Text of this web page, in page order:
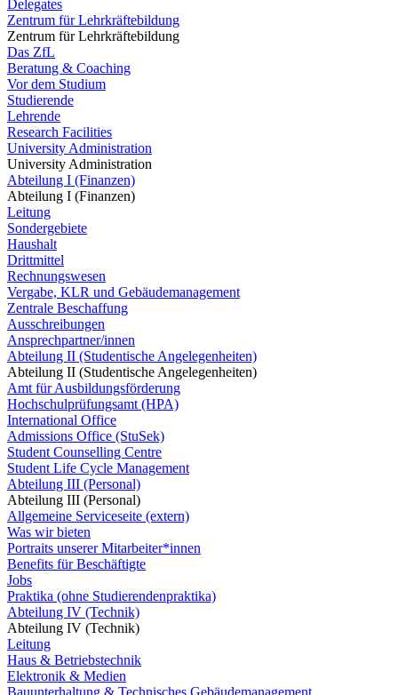
Delegates
Zentrum für Lehrkräftebildung
Zentrum für Lehrkräftebildung
Das ZfL
Beratung & Coaching
Vor dem Studium
Studierende
Lehrende
Research Facilities
University Administration
University Administration
Abteilung I (Finanzen)
Abteilung I (Finanzen)
Leitung
Sondergebiete
Haushalt
Drittmittel
Rechnungswesen
Vergabe, KLR und Gebäudemanagement
Zentrale Beschaffung
Ausschreibungen
Ansprechpartner/innen
Abteilung II (Studentische Angelegenheiten)
Abteilung II (Studentische Angelegenheiten)
Amt für Ausbildungsförderung
Hochschulprüfungsamt (HPA)
International Office
Admissions Office (StuSek)
Student Counselling Centre
Student Life Cycle Management
Abteilung III (Personal)
Abteilung III (Personal)
Allgemeine Serviceseite (extern)
Was wir bieten
Portraits unserer Mitarbeiter*innen
Benefits für Beschäftigte
Jobs
Praktika (ohne Studierendenpraktika)
Abteilung IV (Technik)
Abteilung IV (Technik)
Leitung
Haus & Betriebstechnik
Elektronik & Medien
Bauunterhaltung & Technisches Gebäudemanagement